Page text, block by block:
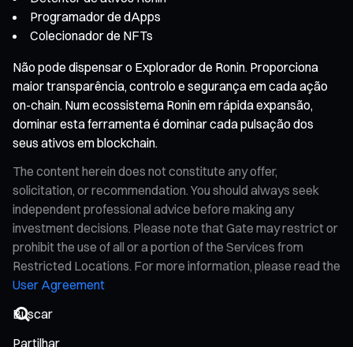
Programador de dApps
Colecionador de NFTs
Não pode dispensar o Explorador de Ronin. Proporciona
maior transparência, controlo e segurança em cada ação
on-chain. Num ecossistema Ronin em rápida expansão,
dominar esta ferramenta é dominar cada pulsação dos
seus ativos em blockchain.
The content herein does not constitute any offer,
solicitation, or recommendation. You should always seek
independent professional advice before making any
investment decisions. Please note that Gate may restrict or
prohibit the use of all or a portion of the Services from
Restricted Locations. For more information, please read the
User Agreement
Partilhar